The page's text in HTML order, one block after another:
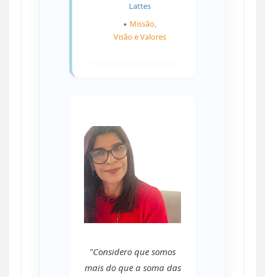
Lattes
Missão,
Visão e Valores
"Considero que somos
mais do que a soma das